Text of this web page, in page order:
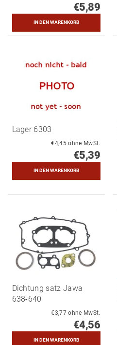
€5,89
Lager 6303
€4,45 ohne MwSt.
€5,39
Dichtung satz Jawa
638-640
€3,77 ohne MwSt.
€4,56